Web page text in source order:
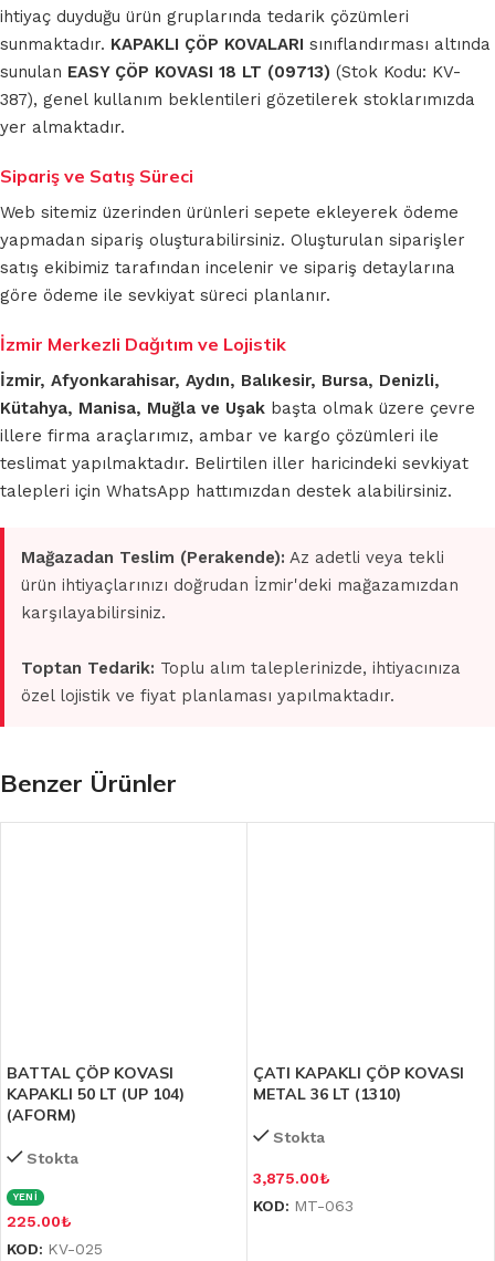
ihtiyaç duyduğu ürün gruplarında tedarik çözümleri
sunmaktadır. KAPAKLI ÇÖP KOVALARI sınıflandırması altında
sunulan EASY ÇÖP KOVASI 18 LT (09713) (Stok Kodu: KV-
387), genel kullanım beklentileri gözetilerek stoklarımızda
yer almaktadır.
Sipariş ve Satış Süreci
Web sitemiz üzerinden ürünleri sepete ekleyerek ödeme
yapmadan sipariş oluşturabilirsiniz. Oluşturulan siparişler
satış ekibimiz tarafından incelenir ve sipariş detaylarına
göre ödeme ile sevkiyat süreci planlanır.
İzmir Merkezli Dağıtım ve Lojistik
İzmir, Afyonkarahisar, Aydın, Balıkesir, Bursa, Denizli,
Kütahya, Manisa, Muğla ve Uşak başta olmak üzere çevre
illere firma araçlarımız, ambar ve kargo çözümleri ile
teslimat yapılmaktadır. Belirtilen iller haricindeki sevkiyat
talepleri için WhatsApp hattımızdan destek alabilirsiniz.
Mağazadan Teslim (Perakende): Az adetli veya tekli
ürün ihtiyaçlarınızı doğrudan İzmir'deki mağazamızdan
karşılayabilirsiniz.
Toptan Tedarik: Toplu alım taleplerinizde, ihtiyacınıza
özel lojistik ve fiyat planlaması yapılmaktadır.
Benzer Ürünler
BATTAL ÇÖP KOVASI
KAPAKLI 50 LT (UP 104)
(AFORM)
Stokta
YENİ
225.00₺
KOD: KV-025
ÇATI KAPAKLI ÇÖP KOVASI
METAL 36 LT (1310)
Stokta
3,875.00₺
KOD: MT-063